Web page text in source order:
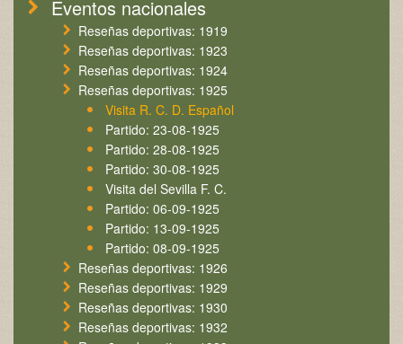
Eventos nacionales
Reseñas deportivas: 1919
Reseñas deportivas: 1923
Reseñas deportivas: 1924
Reseñas deportivas: 1925
Visita R. C. D. Español
Partido: 23-08-1925
Partido: 28-08-1925
Partido: 30-08-1925
Visita del Sevilla F. C.
Partido: 06-09-1925
Partido: 13-09-1925
Partido: 08-09-1925
Reseñas deportivas: 1926
Reseñas deportivas: 1929
Reseñas deportivas: 1930
Reseñas deportivas: 1932